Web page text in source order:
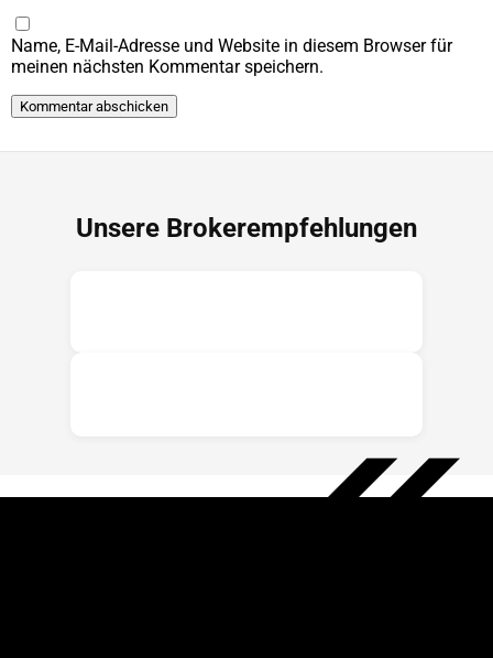
Name, E-Mail-Adresse und Website in diesem Browser für
meinen nächsten Kommentar speichern.
Unsere Brokerempfehlungen